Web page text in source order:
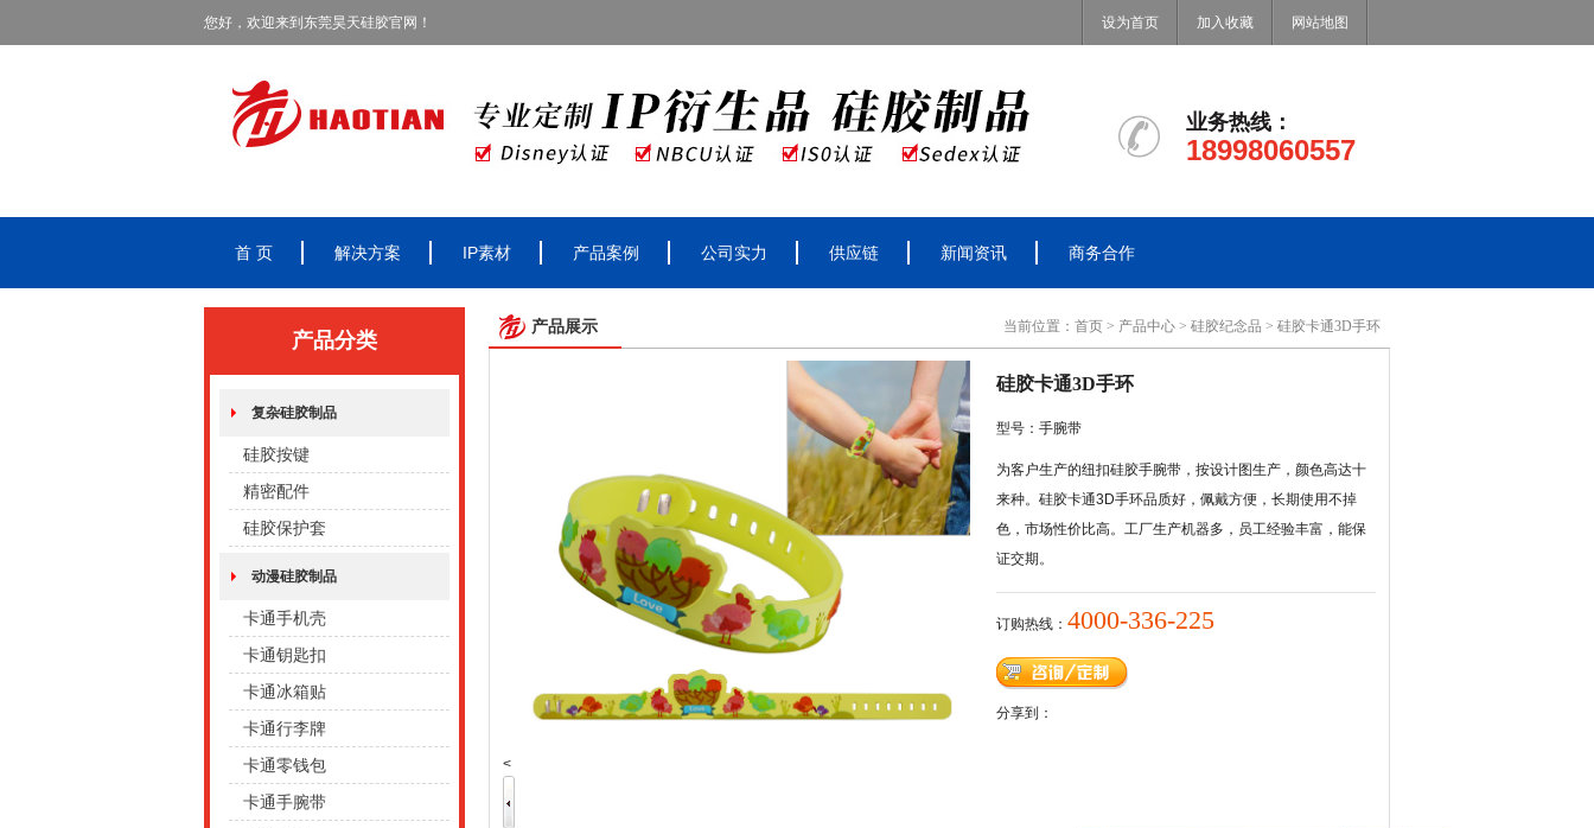
您好，欢迎来到东莞昊天硅胶官网！ 设为首页 加入收藏 网站地图
业务热线：
18998060557
首 页 解决方案 IP素材 产品案例 公司实力 供应链 新闻资讯 商务合作
产品分类
复杂硅胶制品
硅胶按键
精密配件
硅胶保护套
动漫硅胶制品
卡通手机壳
卡通钥匙扣
卡通冰箱贴
卡通行李牌
卡通零钱包
卡通手腕带
产品展示 当前位置： 首页 > 产品中心 > 硅胶纪念品 > 硅胶卡通3D手环
<
硅胶卡通3D手环
型号：手腕带
为客户生产的纽扣硅胶手腕带，按设计图生产，颜色高达十
来种。硅胶卡通3D手环品质好，佩戴方便，长期使用不掉
色，市场性价比高。工厂生产机器多，员工经验丰富，能保
证交期。
订购热线： 4000-336-225
分享到：